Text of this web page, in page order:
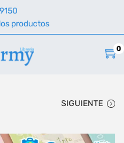
productos
0
SIGUIENTE